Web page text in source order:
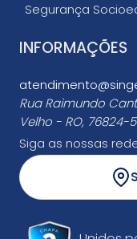
Segurança
INFORMAÇÕES
Rua Raimundo
Velho - RO, 76824-
Siga as nossas